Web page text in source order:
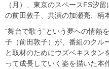
（月）、東京のスペースFS汐
の前田敦子、共演の加瀬亮、柄
“舞台で歌う”という夢への情熱
子（前田敦子）が、番組のクル
と取材のためにウズベキスタン
って成長していく姿を描いた本